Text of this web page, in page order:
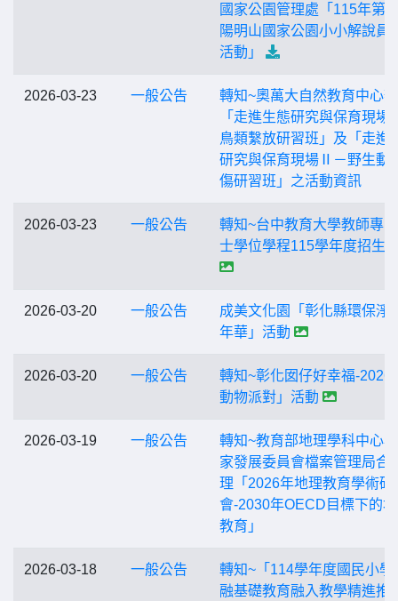
國家公園管理處「115年第
陽明山國家公園小小解說員
活動」
2026-03-23 一般公告
轉知~奧萬大自然教育中心
「走進生態研究與保育現場I
鳥類繫放研習班」及「走進
研究與保育現場Ⅱ－野生動
傷研習班」之活動資訊
2026-03-23 一般公告
轉知~台中教育大學教師專
士學位學程115學年度招生
2026-03-20 一般公告
成美文化園「彰化縣環保淨
年華」活動
2026-03-20 一般公告
轉知~彰化囡仔好幸福-2026
動物派對」活動
2026-03-19 一般公告
轉知~教育部地理學科中心
家發展委員會檔案管理局合
理「2026年地理教育學術研
會-2030年OECD目標下的
教育」
2026-03-18 一般公告
轉知~「114學年度國民小學
融基礎教育融入教學精進推